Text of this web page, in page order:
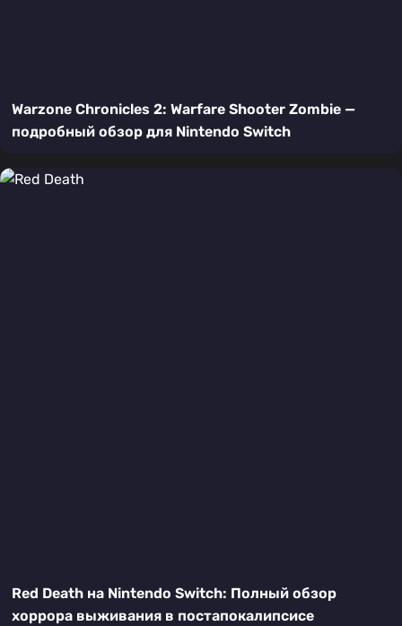
Warzone Chronicles 2: Warfare Shooter Zombie —
подробный обзор для Nintendo Switch
Red Death на Nintendo Switch: Полный обзор
хоррора выживания в постапокалипсисе